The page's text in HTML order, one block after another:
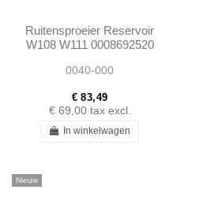
Ruitensproeier Reservoir
W108 W111 0008692520
0040-000
€ 83,49
€ 69,00 tax excl.
In winkelwagen
Nieuw